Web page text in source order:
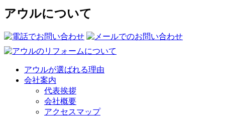
アウルについて
アウルが選ばれる理由
会社案内
代表挨拶
会社概要
アクセスマップ